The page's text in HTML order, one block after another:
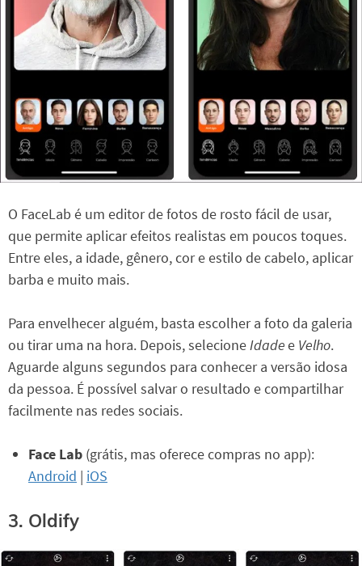
O FaceLab é um editor de fotos de rosto fácil de usar,
que permite aplicar efeitos realistas em poucos toques.
Entre eles, a idade, gênero, cor e estilo de cabelo, aplicar
barba e muito mais.
Para envelhecer alguém, basta escolher a foto da galeria
ou tirar uma na hora. Depois, selecioneIdadee Velho.
Aguarde alguns segundos para conhecer a versão idosa
da pessoa. É possível salvar o resultado e compartilhar
facilmente nas redes sociais.
Face Lab (grátis, mas oferece compras no app):
Android | iOS
3. Oldify